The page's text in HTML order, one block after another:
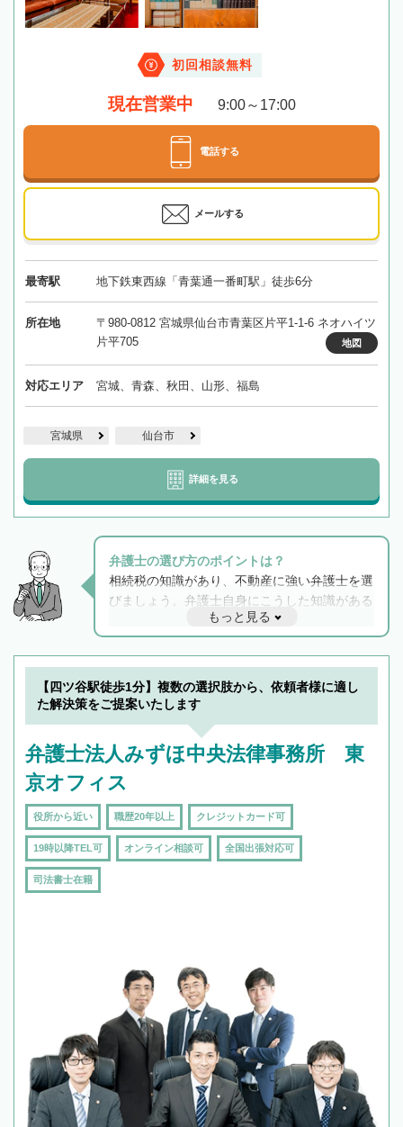
初回相談無料
現在営業中 9:00～17:00
電話する
メールする
最寄駅 地下鉄東西線「青葉通一番町駅」徒歩6分
所在地
〒980-0812 宮城県仙台市青葉区片平1-1-6 ネオハイツ
片平705
地図
対応エリア 宮城、青森、秋田、山形、福島
宮城県 仙台市
詳細を見る
弁護士の選び方のポイントは？
相続税の知識があり、不動産に強い弁護士を選
びましょう。弁護士自身にこうした知識がある
と他士業との連携もスムーズに進み、トラブル
解決のみならず相続をトータルで任せることが
できます。また、相続は感情がからむ分野なの
でフィーリングも重要です。実際に電話や面談
で複数の弁護士と会話をしてウマが合う方に依
もっと見る
【四ツ谷駅徒歩1分】複数の選択肢から、依頼者様に適し
た解決策をご提案いたします
弁護士法人みずほ中央法律事務所 東
京オフィス
役所から近い 職歴20年以上 クレジットカード可
19時以降TEL可 オンライン相談可 全国出張対応可
司法書士在籍